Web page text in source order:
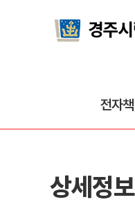
전자책
상세정보